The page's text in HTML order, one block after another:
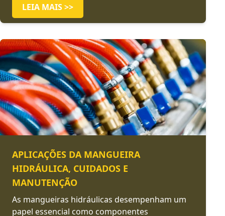
LEIA MAIS >>
APLICAÇÕES DA MANGUEIRA
HIDRÁULICA, CUIDADOS E
MANUTENÇÃO
As mangueiras hidráulicas desempenham um
papel essencial como componentes